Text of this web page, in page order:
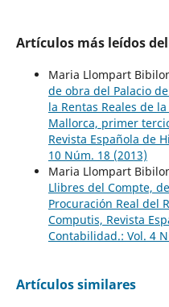
Artículos más leídos
Maria Llompart
de obra del Palacio
la Rentas Reales de
Mallorca, primer
Revista Española de
10 Núm. 18 (2013)
Maria Llompart
Llibres del Compte,
Procuración Real del
Computis, Revista
Contabilidad.: Vol. 4
Artículos similares